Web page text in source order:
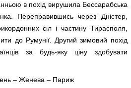
в похід вирушила Бессарабська
Переправившись через Дністер,
сіл і частину Тирасполя,
до Румунії. Другий зимовий похід
за будь-яку ціну здобувати
– Женева – Париж